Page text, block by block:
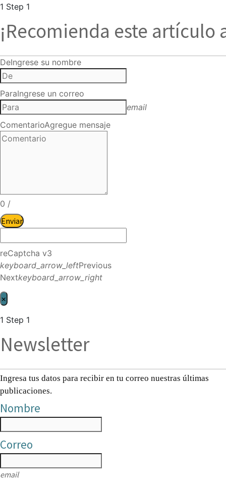
1 Step 1
¡Recomienda este artículo
DeIngrese su nombre
ParaIngrese un correo
email
ComentarioAgregue mensaje
0 /
Enviar
reCaptcha v3
keyboard_arrow_leftPrevious
Nextkeyboard_arrow_right
×
1 Step 1
Newsletter
Ingresa tus datos para recibir en tu correo nuestras últimas
publicaciones.
Nombre
Correo
email